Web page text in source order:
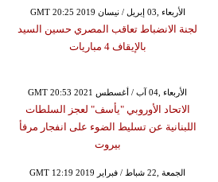
GMT 20:25 2019 الأربعاء ,03 إبريل / نيسان
لجنة الانضباط تعاقب المصري حسين السيد
بالإيقاف 4 مباريات
GMT 20:53 2021 الأربعاء ,04 آب / أغسطس
الاتحاد الأوروبي "يأسف" لعجز السلطات
اللبنانية عن تسليط الضوء على انفجار مرفأ
بيروت
GMT 12:19 2019 الجمعة ,22 شباط / فبراير